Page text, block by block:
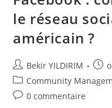
le réseau
américain ?
Auteur/autrice
de
la
publication :
Bekir YILDIRIM
Post
category:
Community
Commentaires
0 commentaire